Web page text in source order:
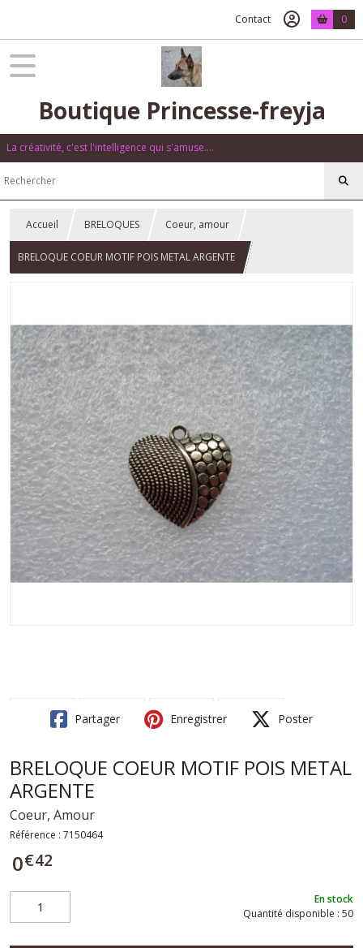
Contact 0
Boutique Princesse-freyja
La créativité, c'est l'intelligence qui s'amuse....
Accueil BRELOQUES Coeur, amour
BRELOQUE COEUR MOTIF POIS METAL ARGENTE
Partager Enregistrer Poster
BRELOQUE COEUR MOTIF POIS METAL
ARGENTE
Coeur, Amour
Référence : 7150464
0€42
En stock
Quantité disponible : 50